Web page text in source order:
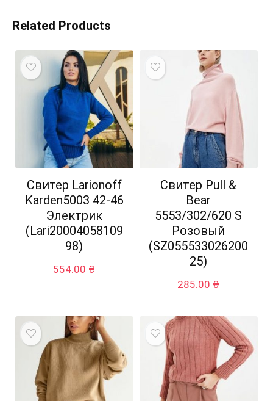
Related Products
Свитер Larionoff
Karden5003 42-46
Электрик
(Lari20004058109
98)
554.00 ₴
Свитер Pull &
Bear
5553/302/620 S
Розовый
(SZ055533026200
25)
285.00 ₴